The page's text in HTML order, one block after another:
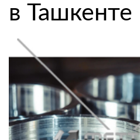
в Ташкенте